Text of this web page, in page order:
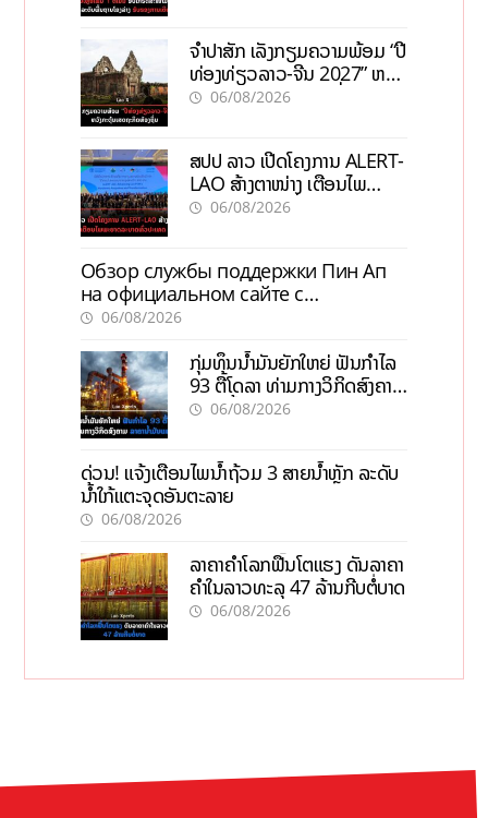
ຈຳປາສັກ ເລັ່ງກຽມຄວາມພ້ອມ “ປີ
ທ່ອງທ່ຽວລາວ-ຈີນ 2027” ຫວັງ
ກະຕຸ້ນເສດຖະກິດທ້ອງຖິ່ນ
06/08/2026
ສປປ ລາວ ເປີດໂຄງການ ALERT-
LAO ສ້າງຕາໜ່າງ ເຕືອນໄພ
ພະຍາດລະບາດທົ່ວປະເທດ
06/08/2026
Обзор службы поддержки Пин Ап
на официальном сайте с
актуальной информацией
06/08/2026
ກຸ່ມທຶນນ້ຳມັນຍັກໃຫຍ່ ຟັນກຳໄລ
93 ຕື້ໂດລາ ທ່າມກາງວິກິດສົງຄາມ
ລາຄານໍ້າມັນແພງ
06/08/2026
ດ່ວນ! ແຈ້ງເຕືອນໄພນໍ້າຖ້ວມ 3 ສາຍນໍ້າຫຼັກ ລະດັບ
ນໍ້າໃກ້ແຕະຈຸດອັນຕະລາຍ
06/08/2026
ລາຄາຄຳໂລກຟື້ນໂຕແຮງ ດັນລາຄາ
ຄຳໃນລາວທະລຸ 47 ລ້ານກີບຕໍ່ບາດ
06/08/2026